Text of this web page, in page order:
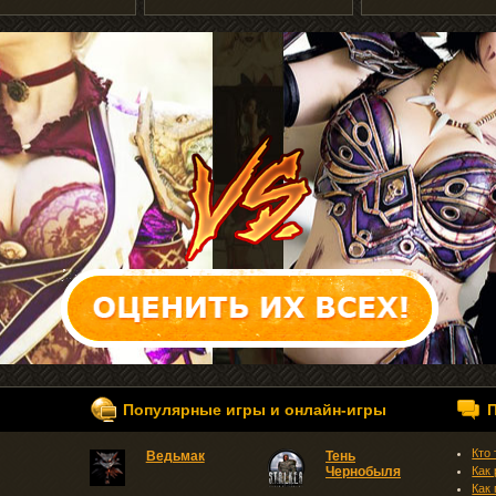
Популярные игры и онлайн-игры
Ведьмак
Тень
Чернобыля
Кто
Как
Как